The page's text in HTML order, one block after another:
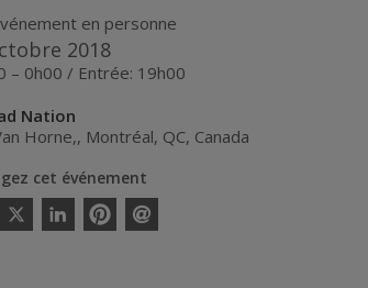
en personne
2018
– 0h00 / Entrée: 19h00
Nation
Horne,, Montréal, QC, Canada
cet événement
Twitter
LinkedinPinterestEnvoyer